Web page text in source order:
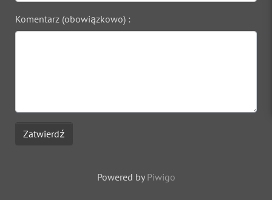
Komentarz (obowiązkowo) :
Zatwierdź
Powered by Piwigo